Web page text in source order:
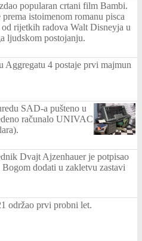
popularan crtani film Bambi.
istoimenom romanu pisca
rijetkih radova Walt Disneyja u
ljudskom postojanju.
Aggregatu 4 postaje prvi majmun
SAD-a pušteno u
računalo UNIVAC
Dvajt Ajzenhauer je potpisao
dodati u zakletvu zastavi
održao prvi probni let.